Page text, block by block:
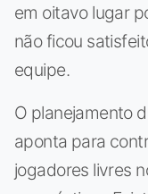
em oitavo lugar
não ficou
equipe.
O planejamento
aponta para
jogadores livres